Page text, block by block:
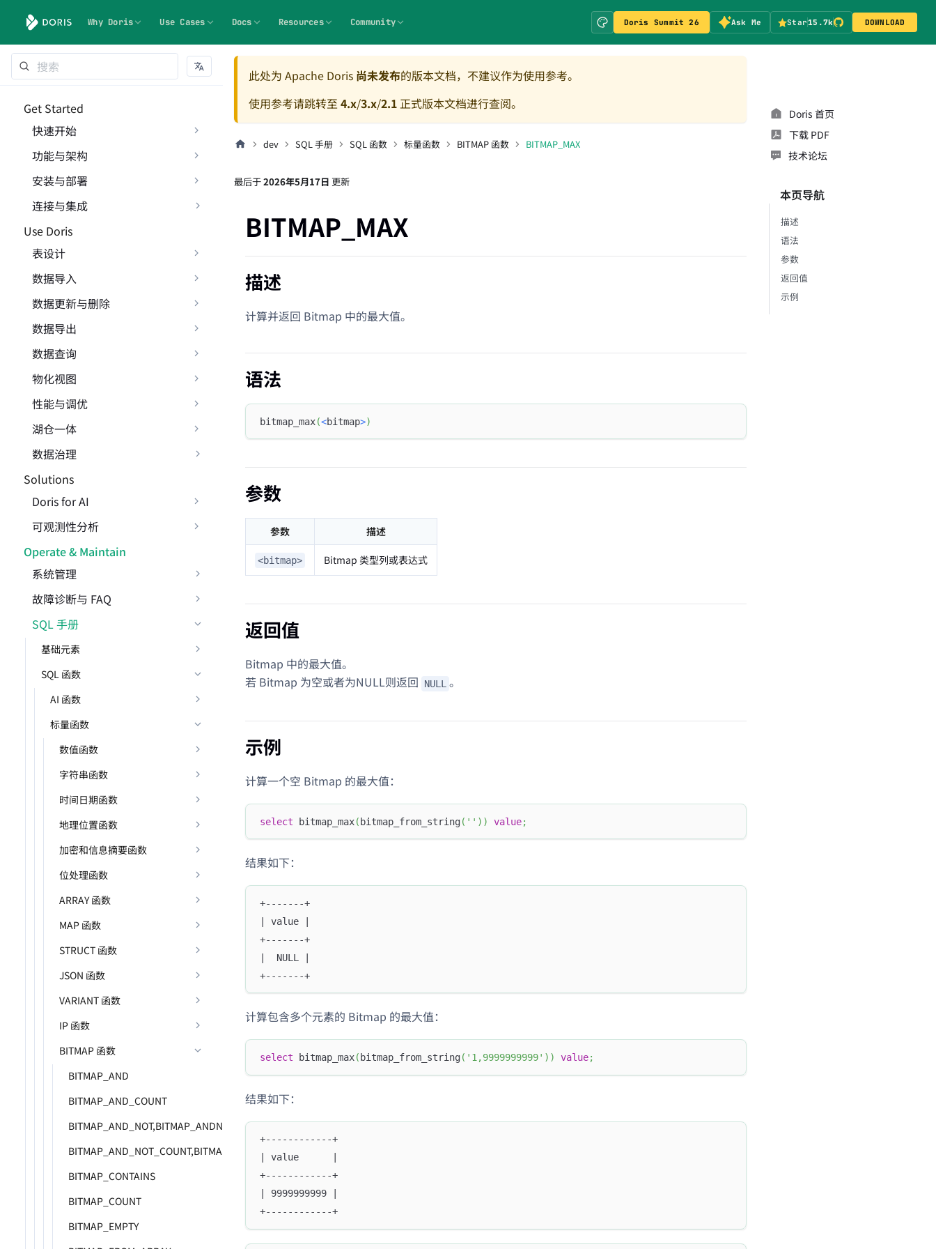
Why Doris Use Cases Docs Resources Community Doris Summit 26 Ask Me Star15.7k DOWNLOAD
Get Started
快速开始
功能与架构
安装与部署
连接与集成
Use Doris
表设计
数据导入
数据更新与删除
数据导出
数据查询
物化视图
性能与调优
湖仓一体
数据治理
Solutions
Doris for AI
可观测性分析
Operate & Maintain
系统管理
故障诊断与 FAQ
SQL 手册
基础元素
SQL 函数
AI 函数
标量函数
数值函数
字符串函数
时间日期函数
地理位置函数
加密和信息摘要函数
位处理函数
ARRAY 函数
MAP 函数
STRUCT 函数
JSON 函数
VARIANT 函数
IP 函数
BITMAP 函数
BITMAP_AND
BITMAP_AND_COUNT
BITMAP_AND_NOT,BITMAP_ANDNOT
BITMAP_AND_NOT_COUNT,BITMAP_ANDNOT_COUNT
BITMAP_CONTAINS
BITMAP_COUNT
BITMAP_EMPTY
此处为 Apache Doris 尚未发布的版本文档，不建议作为使用参考。
使用参考请跳转至 4.x/3.x/2.1正式版本文档进行查阅。
dev SQL 手册 SQL 函数 标量函数 BITMAP 函数 BITMAP_MAX
最后于2026年5月17日 更新
BITMAP_MAX
描述
计算并返回 Bitmap 中的最大值。
语法
bitmap_max(<bitmap>)
参数
参数 描述
<bitmap> Bitmap 类型列或表达式
返回值
Bitmap 中的最大值。
若 Bitmap 为空或者为NULL则返回
NULL 。
示例
计算一个空 Bitmap 的最大值：
select bitmap_max( bitmap_from_string( '' ) ) value;
结果如下：
+-------+
| value |
+-------+
|  NULL |
+-------+
计算包含多个元素的 Bitmap 的最大值：
select bitmap_max( bitmap_from_string( '1,9999999999' ) ) value;
结果如下：
+------------+
| value      |
+------------+
| 9999999999 |
+------------+
Doris 首页
下载 PDF
技术论坛
本页导航
描述
语法
参数
返回值
示例